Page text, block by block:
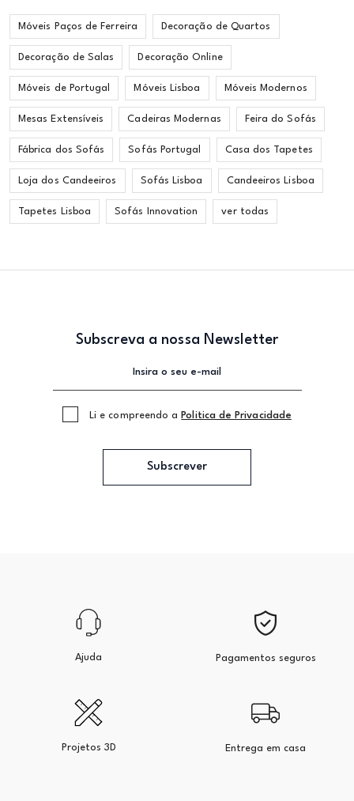
Móveis Paços de Ferreira Decoração de Quartos
Decoração de Salas Decoração Online
Móveis de Portugal Móveis Lisboa Móveis Modernos
Mesas Extensíveis Cadeiras Modernas Feira do Sofás
Fábrica dos Sofás Sofás Portugal Casa dos Tapetes
Loja dos Candeeiros Sofás Lisboa Candeeiros Lisboa
Tapetes Lisboa Sofás Innovation ver todas
Subscreva a nossa Newsletter
Li e compreendo a Politica de Privacidade
Subscrever
Ajuda Pagamentos seguros
Projetos 3D Entrega em casa